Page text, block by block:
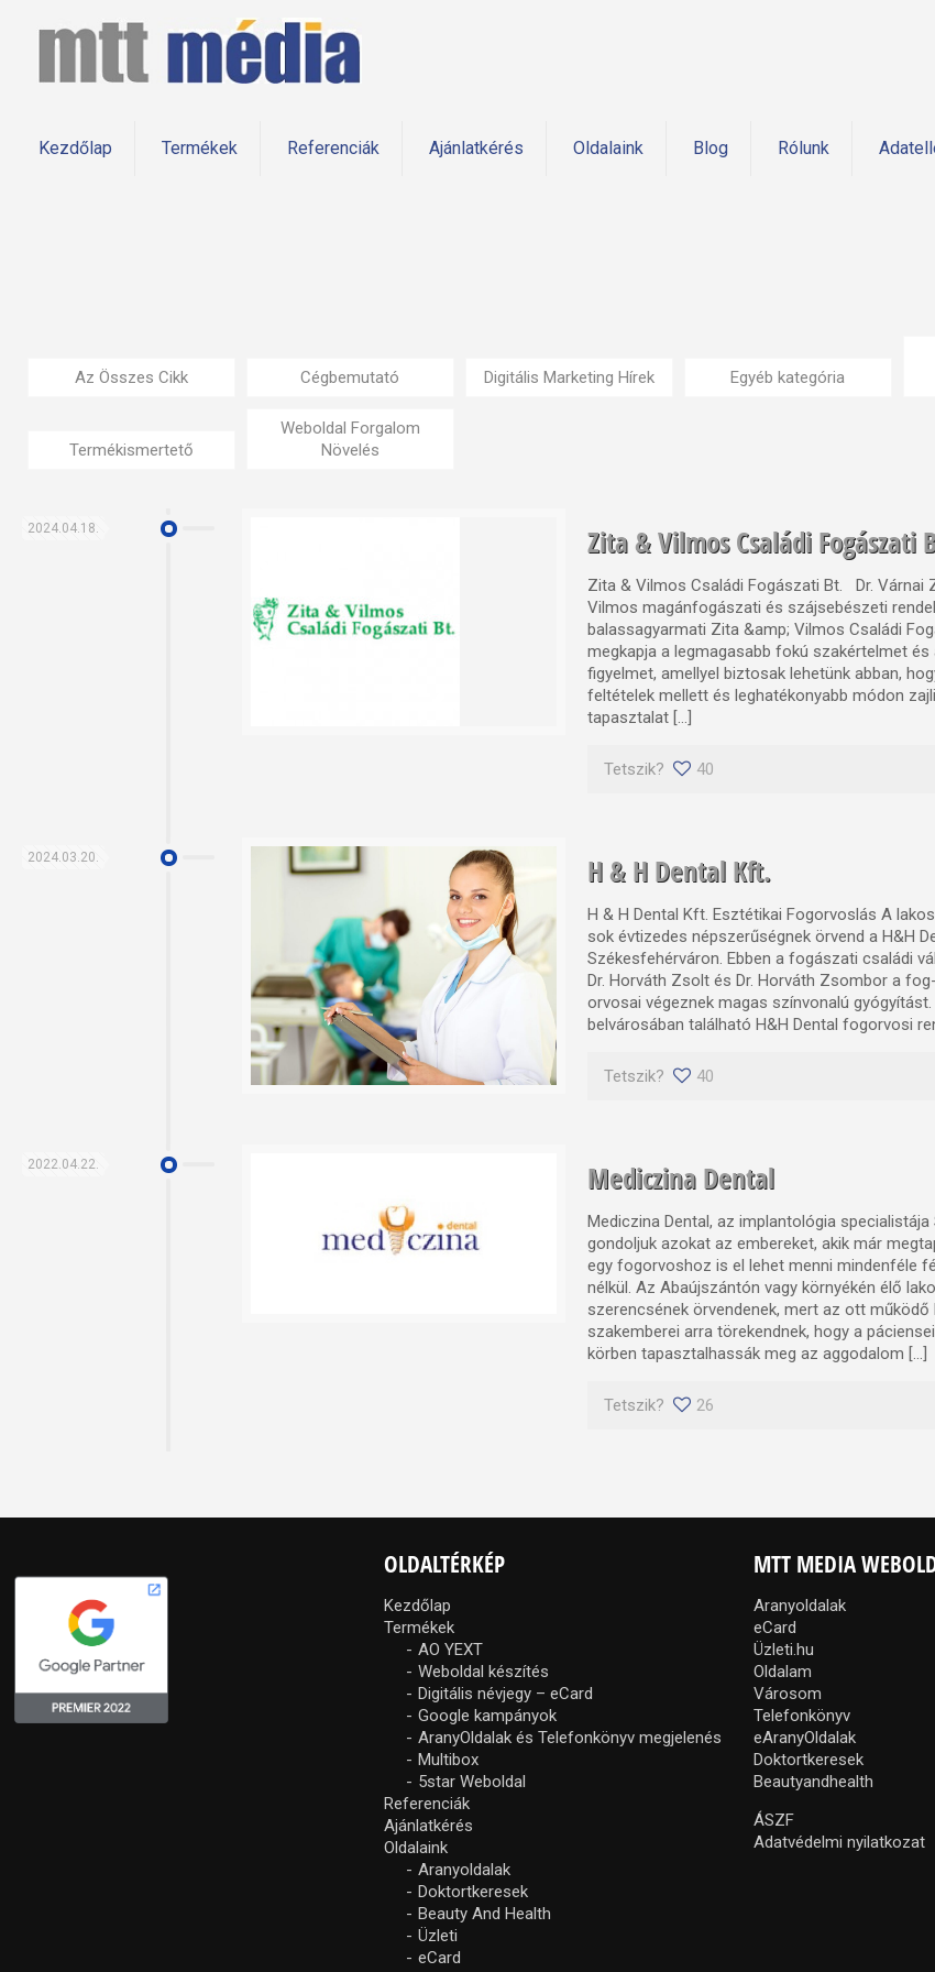
Kezdőlap Termékek Referenciák Ajánlatkérés Oldalaink Blog Rólunk
Az Összes Cikk Cégbemutató Digitális Marketing Hírek Egyéb kategória
Termékismertető
Weboldal Forgalom
Növelés
2024.04.18. Zita & Vilmos Családi Fogászati
Zita & Vilmos Családi Fogászati Bt. Dr. Várnai
Vilmos magánfogászati és szájsebészeti
balassagyarmati Zita &amp; Vilmos Családi
megkapja a legmagasabb fokú szakértelmet
figyelmet, amellyel biztosak lehetünk abban,
feltételek mellett és leghatékonyabb módon
tapasztalat […]
Tetszik? 40
2024.03.20. H & H Dental Kft.
H & H Dental Kft. Esztétikai Fogorvoslás A
sok évtizedes népszerűségnek örvend a H&H
Székesfehérváron. Ebben a fogászati családi
Dr. Horváth Zsolt és Dr. Horváth Zsombor a
orvosai végeznek magas színvonalú
belvárosában található H&H Dental fogorvosi
Tetszik? 40
2022.04.22. Mediczina Dental
Mediczina Dental, az implantológia
gondoljuk azokat az embereket, akik már
egy fogorvoshoz is el lehet menni mindenféle
nélkül. Az Abaújszántón vagy környékén élő
szerencsének örvendenek, mert az ott működő
szakemberei arra törekendnek, hogy a
körben tapasztalhassák meg az aggodalom […]
Tetszik? 26
OLDALTÉRKÉP
Kezdőlap
Termékek
AO YEXT
Weboldal készítés
Digitális névjegy – eCard
Google kampányok
AranyOldalak és Telefonkönyv megjelenés
Multibox
5star Weboldal
Referenciák
Ajánlatkérés
Oldalaink
Aranyoldalak
Doktortkeresek
Beauty And Health
Üzleti
eCard
MTT MEDIA
Aranyoldalak
eCard
Üzleti.hu
Oldalam
Városom
Telefonkönyv
eAranyOldalak
Doktortkeresek
Beautyandhealth
ÁSZF
Adatvédelmi nyilatkozat